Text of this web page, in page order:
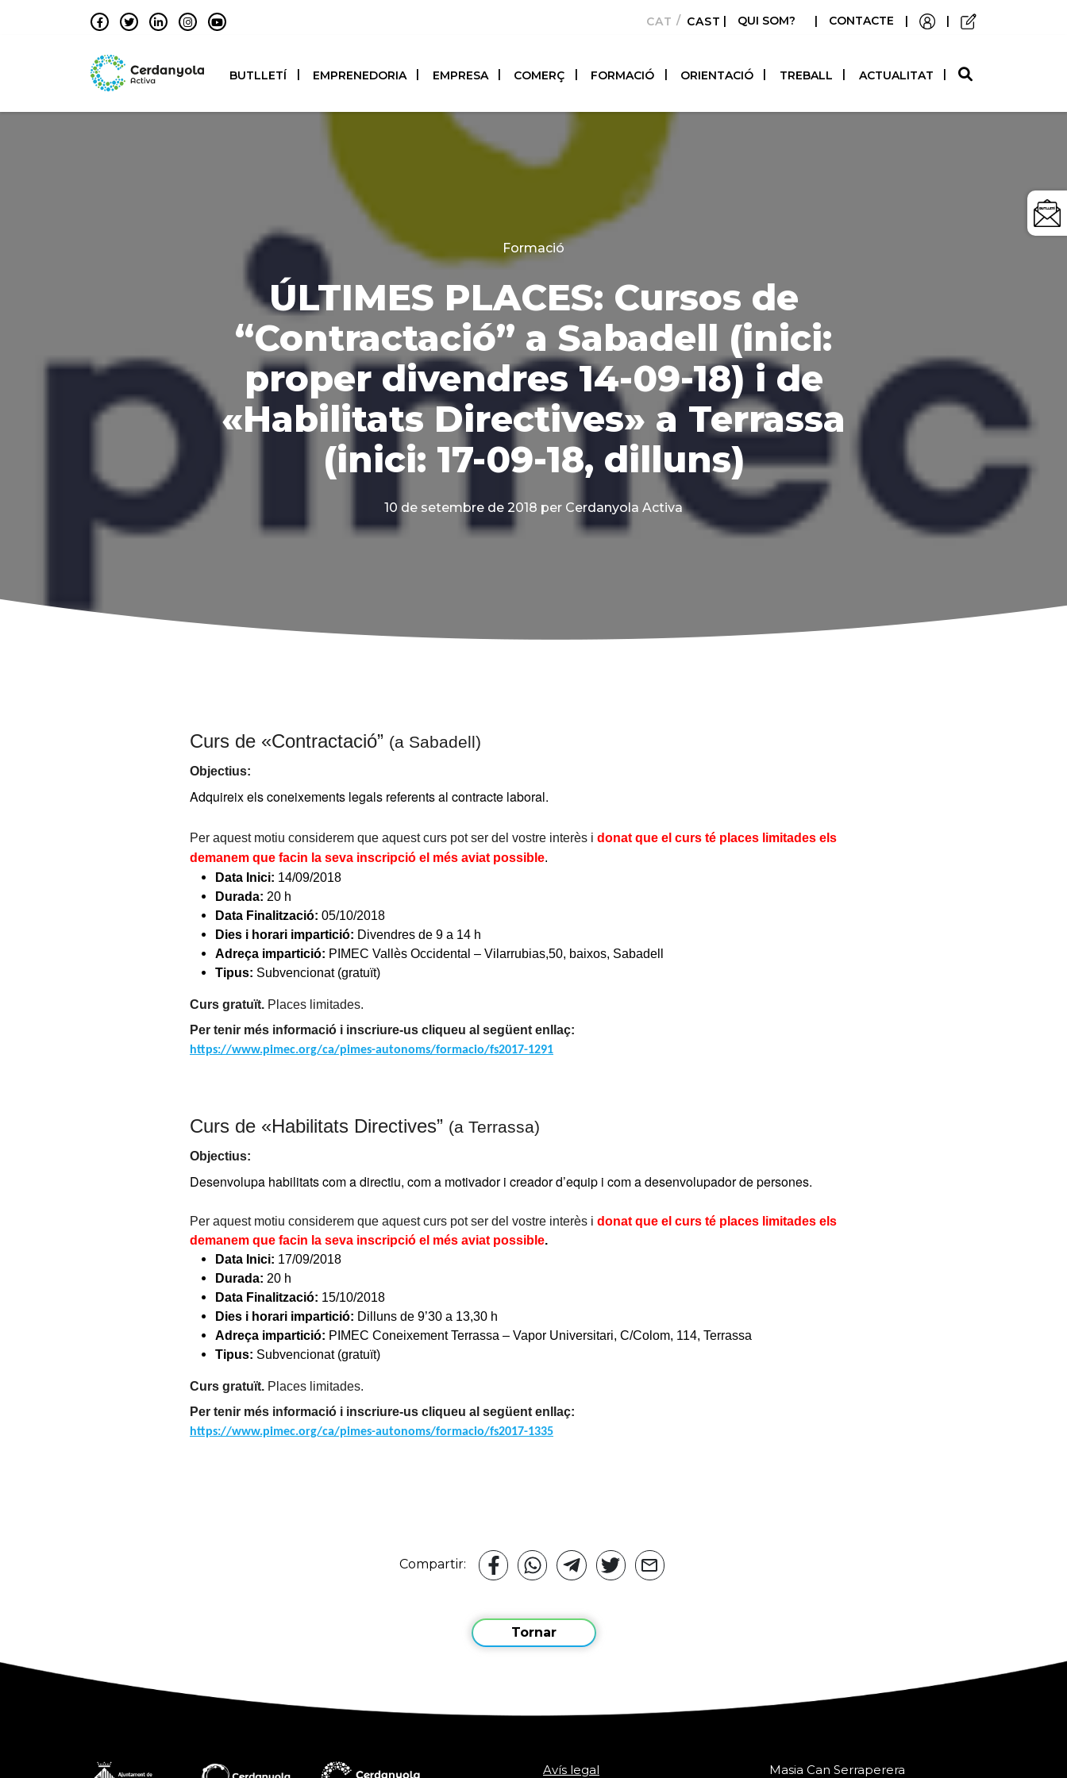
CATALÀCASTELLANO
| QUI SOM? | CONTACTE | |
BUTLLETÍ EMPRENEDORIA EMPRESA COMERÇ FORMACIÓ ORIENTACIÓ TREBALL ACTUALITAT
Categories
Formació
ÚLTIMES PLACES: Cursos de
“Contractació” a Sabadell (inici:
proper divendres 14-09-18) i de
«Habilitats Directives» a Terrassa
(inici: 17-09-18, dilluns)
10 de setembre de 2018 per Cerdanyola Activa
Curs de «Contractació” (a Sabadell)
Objectius:
Adquireix els coneixements legals referents al contracte laboral.
Per aquest motiu considerem que aquest curs pot ser del vostre interès i donat que el curs té places limitades els
demanem que facin la seva inscripció el més aviat possible.
Data Inici: 14/09/2018
Durada: 20 h
Data Finalització: 05/10/2018
Dies i horari impartició: Divendres de 9 a 14 h
Adreça impartició: PIMEC Vallès Occidental – Vilarrubias,50, baixos, Sabadell
Tipus: Subvencionat (gratuït)
Curs gratuït. Places limitades.
Per tenir més informació i inscriure-us cliqueu al següent enllaç:
https://www.pimec.org/ca/pimes-autonoms/formacio/fs2017-1291
Curs de «Habilitats Directives” (a Terrassa)
Objectius:
Desenvolupa habilitats com a directiu, com a motivador i creador d’equip i com a desenvolupador de persones.
Per aquest motiu considerem que aquest curs pot ser del vostre interès i donat que el curs té places limitades els
demanem que facin la seva inscripció el més aviat possible.
Data Inici: 17/09/2018
Durada: 20 h
Data Finalització: 15/10/2018
Dies i horari impartició: Dilluns de 9’30 a 13,30 h
Adreça impartició: PIMEC Coneixement Terrassa – Vapor Universitari, C/Colom, 114, Terrassa
Tipus: Subvencionat (gratuït)
Curs gratuït. Places limitades.
Per tenir més informació i inscriure-us cliqueu al següent enllaç:
https://www.pimec.org/ca/pimes-autonoms/formacio/fs2017-1335
Compartir:
Tornar
Avís legal Masia Can Serraperera